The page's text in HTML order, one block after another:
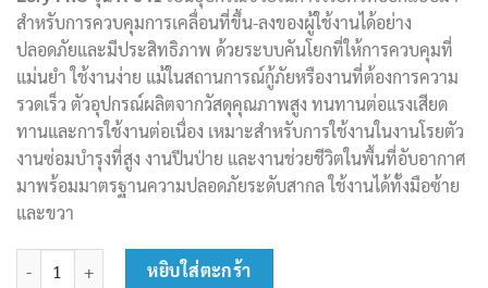
สำหรับการควบคุมการเคลื่อนที่ขึ้น-ลงของผู้ใช้งานได้อย่าง
ปลอดภัยและมีประสิทธิภาพ ด้วยระบบคันโยกที่ให้การควบคุมที่
แม่นยำ ใช้งานง่าย แม้ในสถานการณ์กู้ภัยหรืองานที่ต้องการความ
รวดเร็ว ตัวอุปกรณ์ผลิตจากวัสดุคุณภาพสูง ทนทานต่อแรงเสียด
ทานและการใช้งานต่อเนื่อง เหมาะสำหรับการใช้งานในงานโรยตัว
งานซ่อมบำรุงที่สูง งานปีนป่าย และงานช่วยชีวิตในพื้นที่อับอากาศ
มาพร้อมมาตรฐานความปลอดภัยระดับสากล ใช้งานได้ทั้งมือซ้าย
และขวา
จำนวน อุปกรณ์ช่วยในการลงแบบคันโยก Lory PRO รุ่น A-041 ชิ้น
หยิบใส่ตะกร้า